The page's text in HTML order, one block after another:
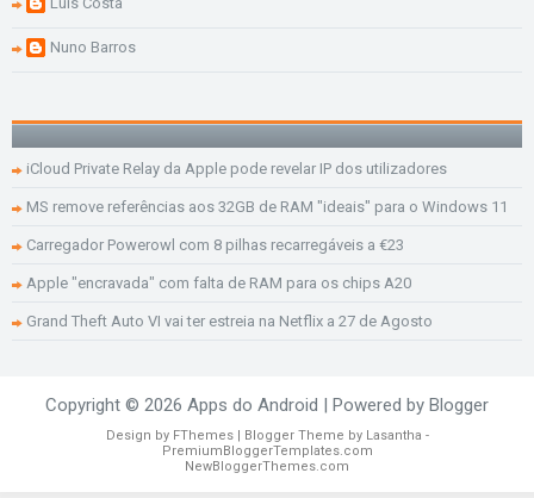
Nuno Barros
iCloud Private Relay da Apple pode revelar IP dos utilizadores
MS remove referências aos 32GB de RAM "ideais" para o Windows 11
Carregador Powerowl com 8 pilhas recarregáveis a €23
Apple "encravada" com falta de RAM para os chips A20
Grand Theft Auto VI vai ter estreia na Netflix a 27 de Agosto
Copyright © 2026 Apps do Android | Powered by Blogger
Design by FThemes| Blogger Theme by Lasantha -
PremiumBloggerTemplates.com
NewBloggerThemes.com